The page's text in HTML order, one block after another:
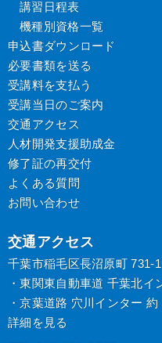
講習日程表
機種別資格一覧
申込書ダウンロード
必要書類を送る
受講料を支払う
受講当日のご案内
交通アクセス
人材開発支援助成金
修了証の再交付
よくある質問
お問い合わせ
交通アクセス
千葉市稲毛区長沼原町 731-1
・東関東自動車道 千葉北イ
・京葉道路 穴川インター 約
詳細を見る